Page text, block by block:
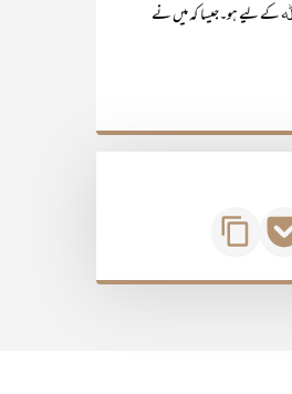
ﷲ کے لیے ہو۔جیسا کہ میں نے